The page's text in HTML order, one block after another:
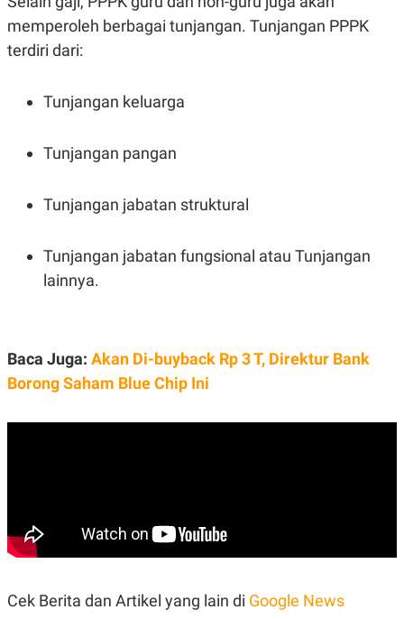
memperoleh berbagai tunjangan. Tunjangan PPPK
terdiri dari:
Tunjangan keluarga
Tunjangan pangan
Tunjangan jabatan struktural
Tunjangan jabatan fungsional atau Tunjangan
lainnya.
Baca Juga: Akan Di-buyback Rp 3 T, Direktur Bank
Borong Saham Blue Chip Ini
Cek Berita dan Artikel yang lain di Google News